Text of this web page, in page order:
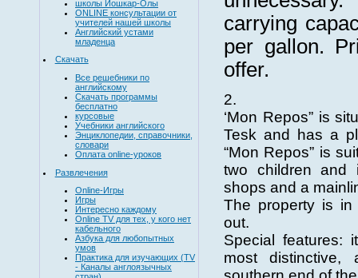
школы Йошкар-Олы
ONLINE консультации от
учителей нашей школы
Английский устами
младенца
Скачать
Все решебники по
английскому
Скачать программы
бесплатно
курсовые
Учебники английского
Энциклопедии, справочники,
словари
Оплата online-уроков
Развлечения
Online-Игры
Игры
Интересно каждому
Online TV для тех, у кого нет
кабельного
Азбука для любопытных
умов
Практика для изучающих (TV
- Каналы англоязычных
carrying
per gallon.
offer.
2.
‘Mon Repos” is
Tesk and has a
“Mon Repos” is
two children and
shops and a
The property is
out.
Special features:
most